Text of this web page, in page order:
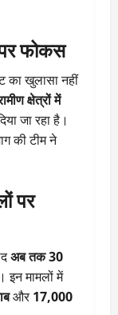
फोकस
का खुलासा नहीं
क्षेत्रों में
जा रहा है।
की टीम ने
पर
अब तक 30
इन मामलों में
और 17,000